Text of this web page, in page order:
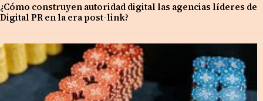
¿Cómo construyen autoridad digital las agencias líderes de
Digital PR en la era post-link?